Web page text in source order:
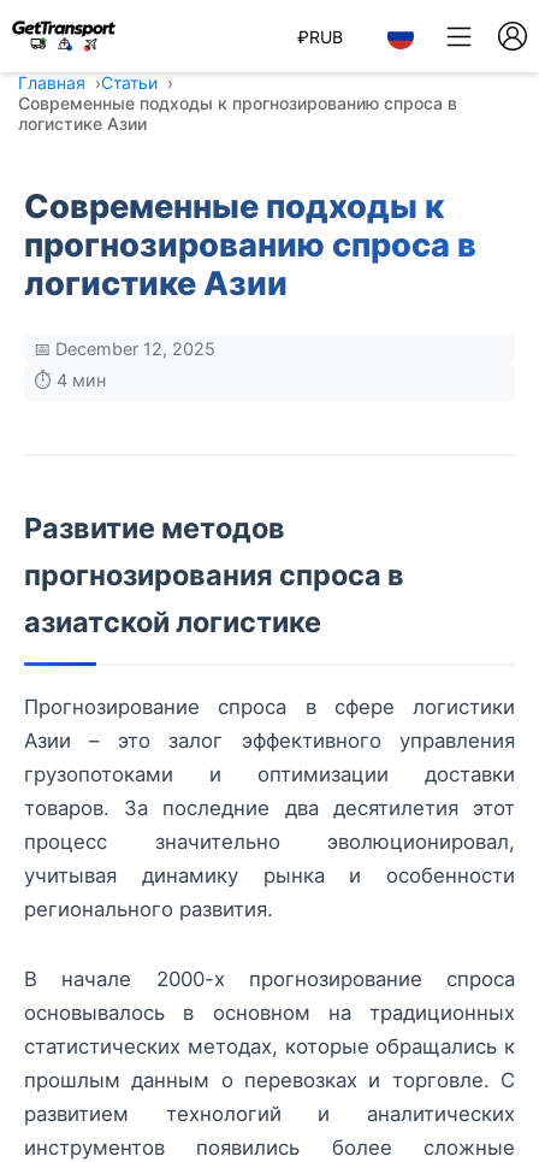
₽RUB
Главная
Статьи
Современные подходы к прогнозированию спроса в
логистике Азии
Современные подходы к
прогнозированию спроса в
логистике Азии
📅 December 12, 2025
⏱️ 4 мин
Развитие методов
прогнозирования спроса в
азиатской логистике
Прогнозирование спроса в сфере логистики
Азии – это залог эффективного управления
грузопотоками и оптимизации доставки
товаров. За последние два десятилетия этот
процесс значительно эволюционировал,
учитывая динамику рынка и особенности
регионального развития.
В начале 2000-х прогнозирование спроса
основывалось в основном на традиционных
статистических методах, которые обращались к
прошлым данным о перевозках и торговле. С
развитием технологий и аналитических
инструментов появились более сложные